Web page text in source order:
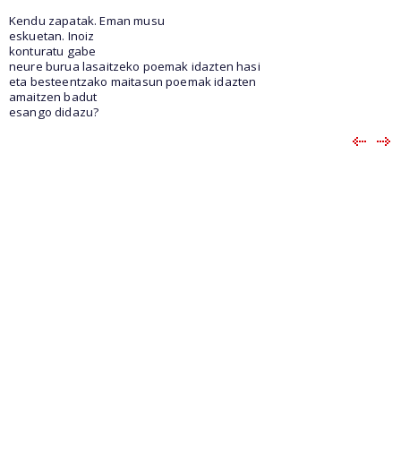
Kendu zapatak. Eman musu
eskuetan. Inoiz
konturatu gabe
neure burua lasaitzeko poemak idazten hasi
eta besteentzako maitasun poemak idazten
amaitzen badut
esango didazu?